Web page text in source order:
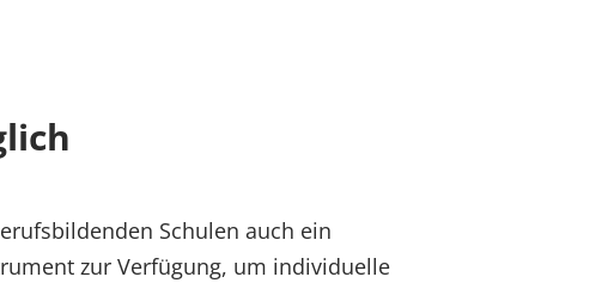
Schulen auch ein
zur Verfügung, um individuelle